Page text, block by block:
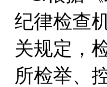
纪律检查
关规定，
所检举、